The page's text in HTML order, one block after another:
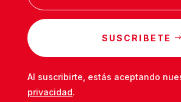
SUSCRIBETE
Al suscribirte, estás aceptando
privacidad.